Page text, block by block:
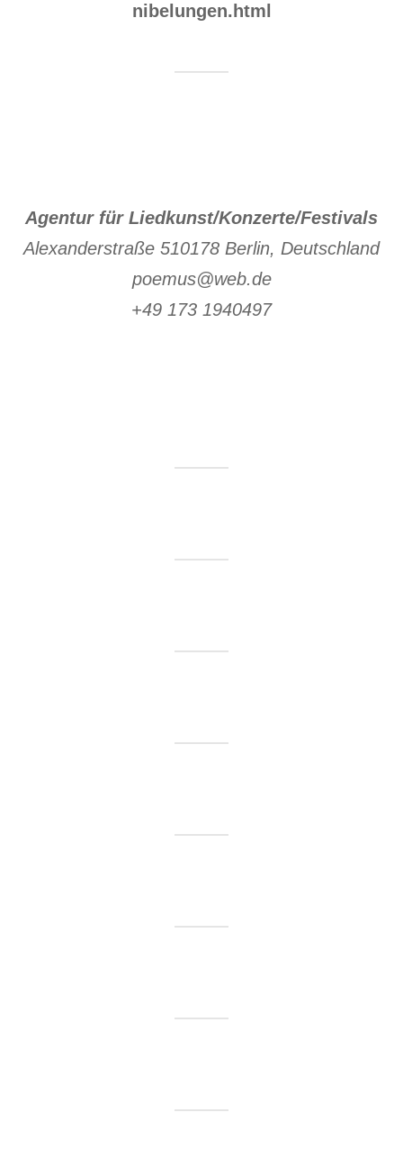
nibelungen.html
Agentur für Liedkunst/Konzerte/Festivals
Alexanderstraße 510178 Berlin, Deutschland
poemus@web.de
+49 173 1940497